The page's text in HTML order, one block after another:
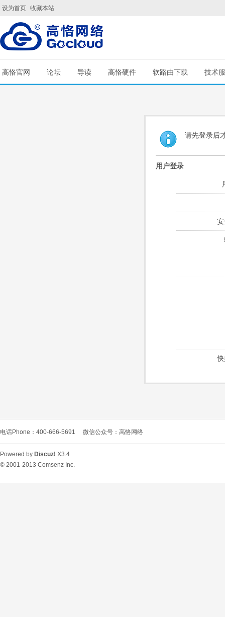
设为首页 收藏本站
高恪官网 论坛 导读 高恪硬件 软路由下载 技术
请先登录后
用户登录
电话Phone：400-666-5691 微信公众号：高恪网络
Powered by Discuz! X3.4
© 2001-2013 Comsenz Inc.